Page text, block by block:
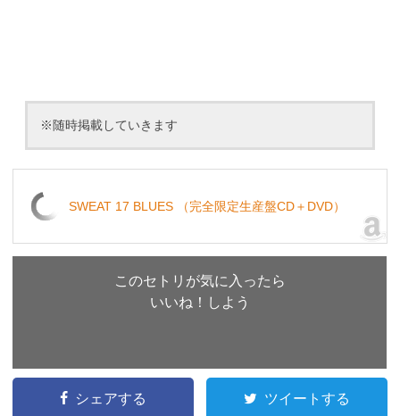
※随時掲載していきます
SWEAT 17 BLUES （完全限定生産盤CD＋DVD）
このセトリが気に入ったら
いいね！しよう
シェアする ツイートする